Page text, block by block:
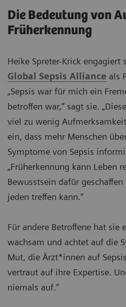
Die Bedeutung von
Früherkennung
Heike Spreter-Krick engagiert
Global Sepsis Alliance als
„Sepsis war für mich ein
betroffen war,“ sagt sie.
viel zu wenig
ein, dass mehr Menschen
Symptome von Sepsis
„Früherkennung kann Leben
Bewusstsein dafür geschaffen
jeden treffen kann.“
Für andere Betroffene hat sie
wachsam und achtet auf die
Mut, die Ärzt*innen auf
vertraut auf ihre Expertise.
niemals auf.“